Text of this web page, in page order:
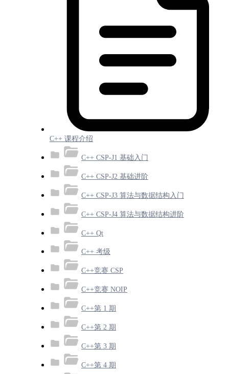
C++ 课程介绍
C++ CSP-J1 基础入门
C++ CSP-J2 基础进阶
C++ CSP-J3 算法与数据结构入门
C++ CSP-J4 算法与数据结构进阶
C++ Qt
C++ 考级
C++竞赛 CSP
C++竞赛 NOIP
C++第 1 期
C++第 2 期
C++第 3 期
C++第 4 期